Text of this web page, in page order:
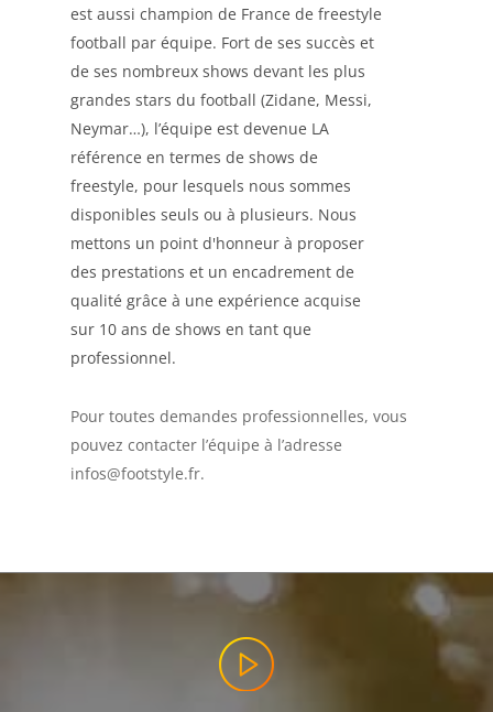
est aussi champion de France de freestyle
football par équipe. Fort de ses succès et
de ses nombreux shows devant les plus
grandes stars du football (Zidane, Messi,
Neymar…), l’équipe est devenue LA
référence en termes de shows de
freestyle, pour lesquels nous sommes
disponibles seuls ou à plusieurs. Nous
mettons un point d'honneur à proposer
des prestations et un encadrement de
qualité grâce à une expérience acquise
sur 10 ans de shows en tant que
professionnel.
Pour toutes demandes professionnelles, vous
pouvez contacter l’équipe à l’adresse
infos@footstyle.fr.